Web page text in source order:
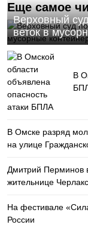
Еще самое
Верховный
веток в
В
В Омске разряд
на улице
Дмитрий Перминов
жительнице
На фестивале
России